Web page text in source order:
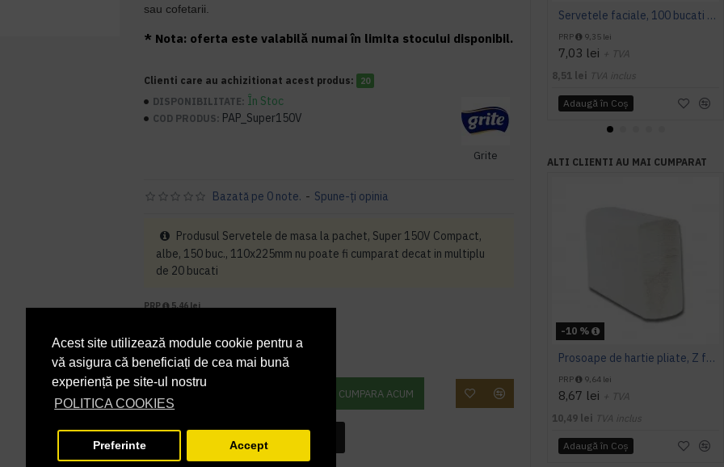
Acest site utilizează module cookie pentru a
vă asigura că beneficiați de cea mai bună
experiență pe site-ul nostru
POLITICA COOKIES
Preferinte Accept
sau cofetarii.
* Nota: oferta este valabilă numai în limita stocului disponibil.
Clienti care au achizitionat acest produs: 20
DISPONIBILITATE: În Stoc
COD PRODUS: PAP_Super150V
Grite
Bazată pe 0 note. - Spune-ţi opinia
PRP 5,46 lei
4,14 lei
5,01 lei TVA inclus
CUMPARA ACUM
Produsul Servetele de masa la pachet, Super 150V Compact,
albe, 150 buc., 110x225mm nu poate fi cumparat decat in multiplu
de 20 bucati
Servetele faciale, 100 bucati / pachet, Tork
PRP 9,35 lei
7,03 lei + TVA
8,51 lei TVA inclus
Adaugă în Coş
ALTI CLIENTI AU MAI CUMPARAT
-10 %
Prosoape de hartie pliate, Z fold, 2 straturi, 23 x 23 cm, AQAS, 200 buc/pachet
PRP 9,64 lei
8,67 lei + TVA
10,49 lei TVA inclus
Adaugă în Coş